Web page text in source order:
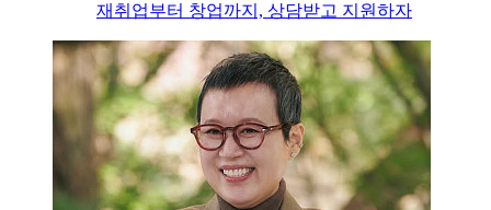
재취업부터 창업까지, 상담받고 지원하자